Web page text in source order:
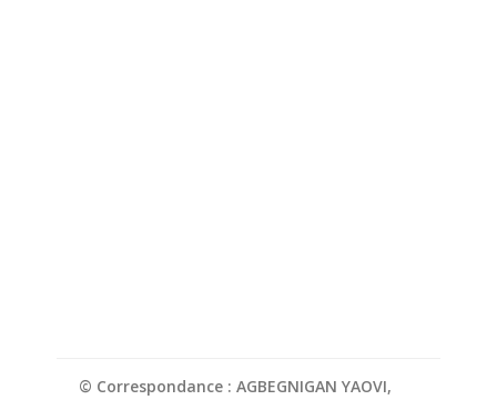
© Correspondance : AGBEGNIGAN YAOVI,